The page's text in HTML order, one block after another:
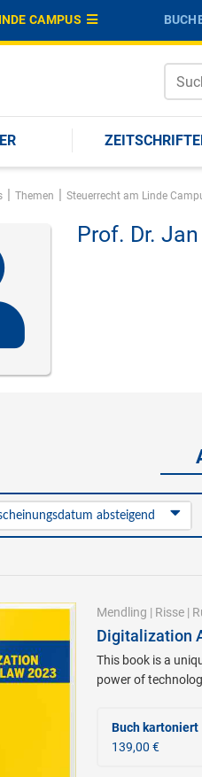
CAMPUS
| Themen | Steuerrecht am Linde
Prof. Dr.
absteigend
Mendling | Risse|
Digitalization
This book is a
power of
Buch kartoniert
139,00 €